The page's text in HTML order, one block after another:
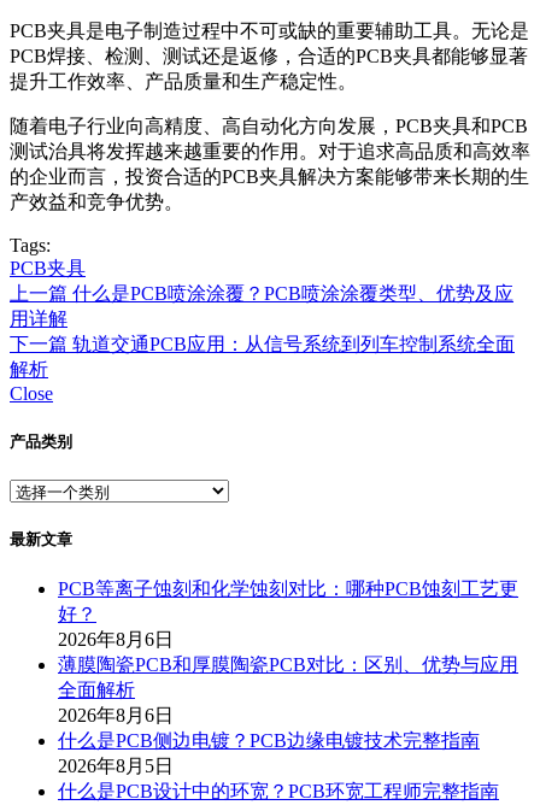
PCB夹具是电子制造过程中不可或缺的重要辅助工具。无论是
PCB焊接、检测、测试还是返修，合适的PCB夹具都能够显著
提升工作效率、产品质量和生产稳定性。
随着电子行业向高精度、高自动化方向发展，PCB夹具和PCB
测试治具将发挥越来越重要的作用。对于追求高品质和高效率
的企业而言，投资合适的PCB夹具解决方案能够带来长期的生
产效益和竞争优势。
Tags:
PCB夹具
上一篇 什么是PCB喷涂涂覆？PCB喷涂涂覆类型、优势及应
用详解
下一篇 轨道交通PCB应用：从信号系统到列车控制系统全面
解析
Close
产品类别
最新文章
PCB等离子蚀刻和化学蚀刻对比：哪种PCB蚀刻工艺更
好？
2026年8月6日
薄膜陶瓷PCB和厚膜陶瓷PCB对比：区别、优势与应用
全面解析
2026年8月6日
什么是PCB侧边电镀？PCB边缘电镀技术完整指南
2026年8月5日
什么是PCB设计中的环宽？PCB环宽工程师完整指南